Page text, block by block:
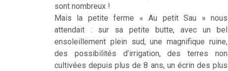
sont nombreux !
Mais la petite ferme « Au petit Sau » nous
attendait : sur sa petite butte, avec un bel
ensoleillement plein sud, une magnifique ruine,
des possibilités d’irrigation, des terres non
cultivées depuis plus de 8 ans, un écrin des plus